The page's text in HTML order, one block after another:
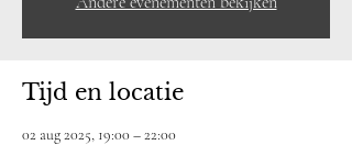
Tijd en locatie
02 aug 2025, 19:00 – 22:00